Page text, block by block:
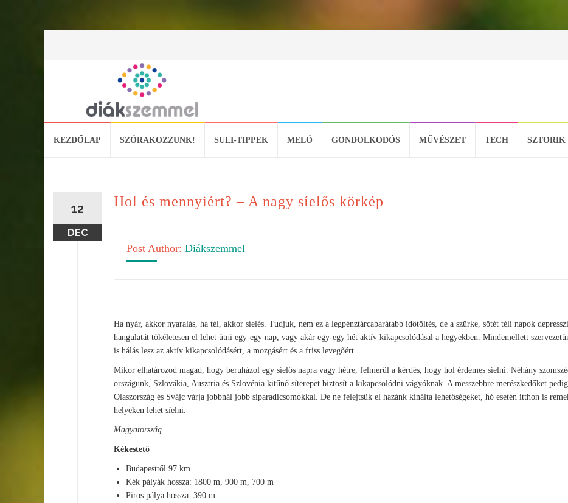
KEZDŐLAP SZÓRAKOZZUNK! SULI-TIPPEK MELÓ GONDOLKODÓS MŰVÉSZET TECH SZTORIK
12
DEC
Hol és mennyiért? – A nagy síelős körkép
Post Author: Diákszemmel
Ha nyár, akkor nyaralás, ha tél, akkor síelés. Tudjuk, nem ez a legpénztárcabarátabb időtöltés, de a szürke, sötét téli napok
hangulatát tökéletesen el lehet ütni egy-egy nap, vagy akár egy-egy hét aktív kikapcsolódásal a hegyekben. Mindemellett
is hálás lesz az aktív kikapcsolódásért, a mozgásért és a friss levegőért.
Mikor elhatározod magad, hogy beruházol egy síelős napra vagy hétre, felmerül a kérdés, hogy hol érdemes síelni. Néhány
országunk, Szlovákia, Ausztria és Szlovénia kitűnő síterepet biztosít a kikapcsolódni vágyóknak. A messzebbre merészkedőket pedig
Olaszország és Svájc várja jobbnál jobb síparadicsomokkal. De ne felejtsük el hazánk kínálta lehetőségeket, hó esetén itthon is
helyeken lehet síelni.
Magyarország
Kékestető
Budapesttől 97 km
Kék pályák hossza: 1800 m, 900 m, 700 m
Piros pálya hossza: 390 m